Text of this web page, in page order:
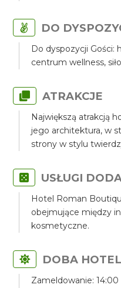
DO
Do dyspozycji Gości:
centrum wellness,
ATRAKCJE
Największą atrakcją
jego architektura, w
strony w stylu
USŁUGI
Hotel Roman
obejmujące między
kosmetyczne.
DOBA
Zameldowanie: